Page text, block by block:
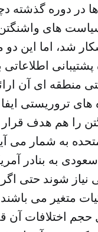
ها در دوره
های
شد، اما این
منطقه ای آن
تروریستی
را هم هدف قرار
به شمار می
به بنادر
نیاز شوند حتی
متغیر می
حجم اختلافات